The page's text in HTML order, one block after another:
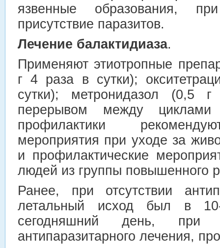
язвенные образования,
присутствие паразитов.
Лечение балактидиаза.
Применяют этиотропные
г 4 раза в сутки);
сутки); метронидазол (0,5
перерывом между
профилактики
мероприятия при уходе за
и профилактические
людей из группы повышенного
Ранее, при отсутствии
летальный исход был в
сегодняшний день, при
антипаразитарного лечения,